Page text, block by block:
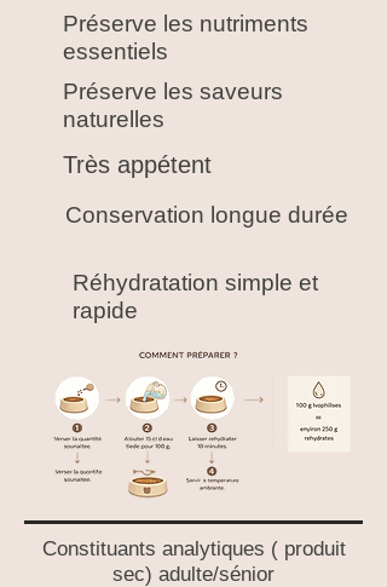
Préserve les nutriments
essentiels
Préserve les saveurs
naturelles
Très appétent
Conservation longue durée
Réhydratation simple et
rapide
Constituants analytiques ( produit
sec) adulte/sénior